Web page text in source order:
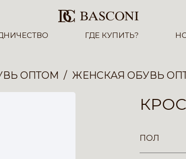
ГДЕ КУПИТЬ?
ОПТОМ ЖЕНСКАЯ ОБУВЬ
ПОЛ